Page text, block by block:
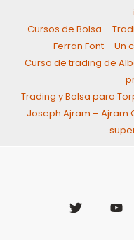
Cursos de Bolsa –
Ferran Font –
Curso de trading de
Trading y Bolsa para
Joseph Ajram – Ajram